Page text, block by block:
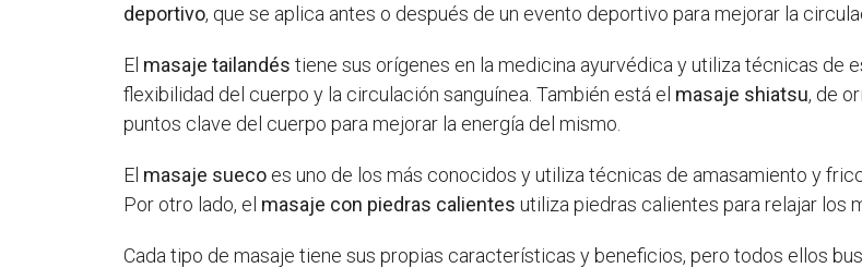
deportivo, que se aplica antes o después de un evento deportivo para mejorar la
El masaje tailandés tiene sus orígenes en la medicina ayurvédica y utiliza técnicas de
flexibilidad del cuerpo y la circulación sanguínea. También está el masaje shiatsu, de
puntos clave del cuerpo para mejorar la energía del mismo.
El masaje sueco es uno de los más conocidos y utiliza técnicas de amasamiento y
Por otro lado, el masaje con piedras calientes utiliza piedras calientes para relajar los
Cada tipo de masaje tiene sus propias características y beneficios, pero todos ellos